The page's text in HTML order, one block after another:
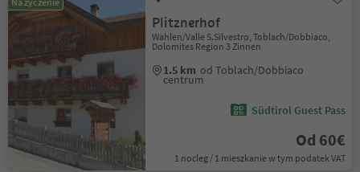
Plitznerhof
Wahlen/Valle S.Silvestro, Toblach/Dobbiaco,
Dolomites Region 3 Zinnen
1.5 km od Toblach/Dobbiaco
centrum
Südtirol Guest Pass
Od 60€
1 nocleg / 1 mieszkanie w tym podatek VAT